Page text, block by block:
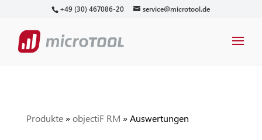
+49 (30) 467086-20 service@microtool.de
Produkte»objectiF RM »Auswertungen